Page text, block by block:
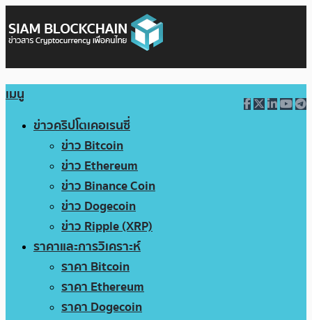
เมนู
ข่าวคริปโตเคอเรนซี่
ข่าว Bitcoin
ข่าว Ethereum
ข่าว Binance Coin
ข่าว Dogecoin
ข่าว Ripple (XRP)
ราคาและการวิเคราะห์
ราคา Bitcoin
ราคา Ethereum
ราคา Dogecoin